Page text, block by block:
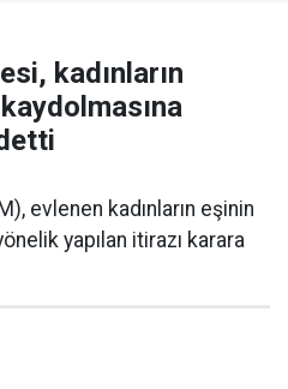
kadınların
evlenen kadınların eşinin
yapılan itirazı karara